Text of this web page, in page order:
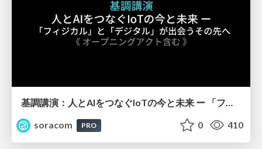
基調講演：人とAIをつなぐIoTの今と未来 ー 「フィジカル」と「デジタル」が出会うその先へ【SORACOM Discovery 2026】
soracom
PRO 0 410